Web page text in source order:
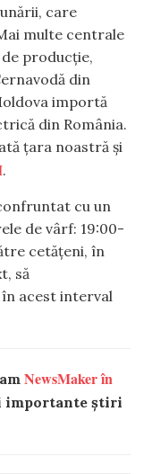
care
multe centrale
producție,
din
importă
din România.
țara noastră și
.
cu un
de vârf: 19:00-
cetățeni, în
să
acest interval
NewsMaker în
importante știri